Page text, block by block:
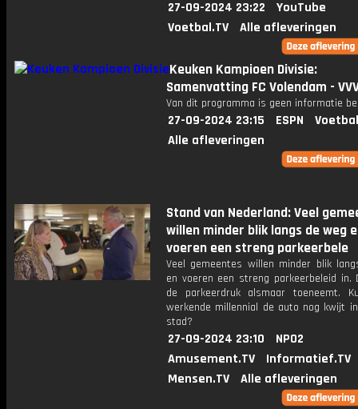
27-09-2024 23:22
YouTube
Voetbal.TV
Alle afleveringen
Keuken Kampioen Divisie:
Samenvatting FC Volendam -
Van dit programma is geen informatie
27-09-2024 23:15 ESPN
Alle afleveringen
Stand van Nederland: Veel
willen minder blik langs de weg
voeren een streng parkeerbele
Veel gemeentes willen minder blik
en voeren een streng parkeerbeleid in.
de parkeerdruk alsmaar toeneemt.
werkende millennial de auto nog kwijt
stad?
27-09-2024 23:10
NPO2
Amusement.TV
Informatief.TV
Mensen.TV
Alle afleveringen